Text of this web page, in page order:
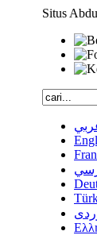
Situs